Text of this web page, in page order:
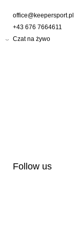
office@keepersport.pl
+43 676 7664611
Czat na żywo
Follow us